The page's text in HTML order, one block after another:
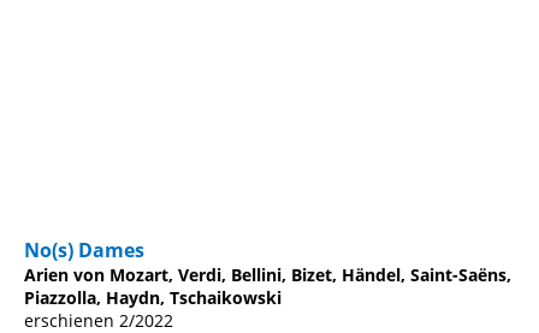
No(s) Dames
Arien von Mozart, Verdi, Bellini, Bizet, Händel, Saint-Saëns,
Piazzolla, Haydn, Tschaikowski
erschienen 2/2022